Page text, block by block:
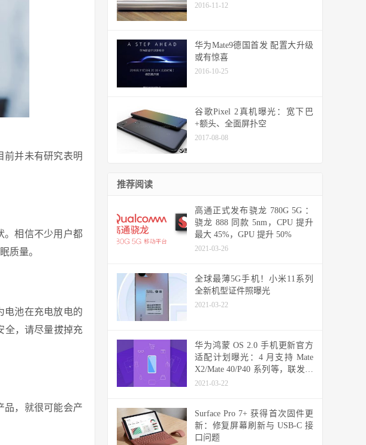
前并未有研究表明
。相信不少用户都
质量。
电池在充电放电的
全，请尽量拔掉充
品，就很可能会产
2016-11-12
华为Mate9德国首发 配置大升级
或有惊喜
2016-10-25
谷歌Pixel 2真机曝光：宽下巴
+额头、全面屏扑空
2017-08-08
推荐阅读
高通正式发布骁龙 780G 5G ：
骁龙 888 同款 5nm，CPU 提升
最大 45%，GPU 提升 50%
2021-03-26
全球最薄5G手机！小米11系列
全新机型证件照曝光
2021-03-22
华为鸿蒙 OS 2.0 手机更新官方
适配计划曝光：4 月支持 Mate
X2/Mate 40/P40 系列等，联发科
天玑机型可能无缘
2021-03-22
Surface Pro 7+ 获得首次固件更
新：修复屏幕刷新与 USB-C 接
口问题